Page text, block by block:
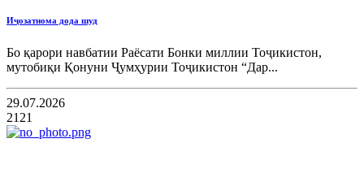
Иҷозатнома дода шуд
Бо қарори навбатии Раёсати Бонки миллии Тоҷикистон,
мутобиқи Қонуни Ҷумҳурии Тоҷикистон “Дар...
29.07.2026
2121